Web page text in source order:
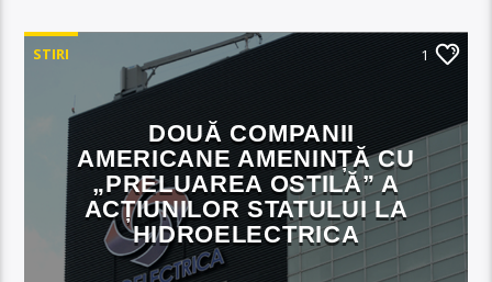
STIRI 1
DOUĂ COMPANII
AMERICANE AMENINȚĂ CU
„PRELUAREA OSTILĂ” A
ACȚIUNILOR STATULUI LA
HIDROELECTRICA